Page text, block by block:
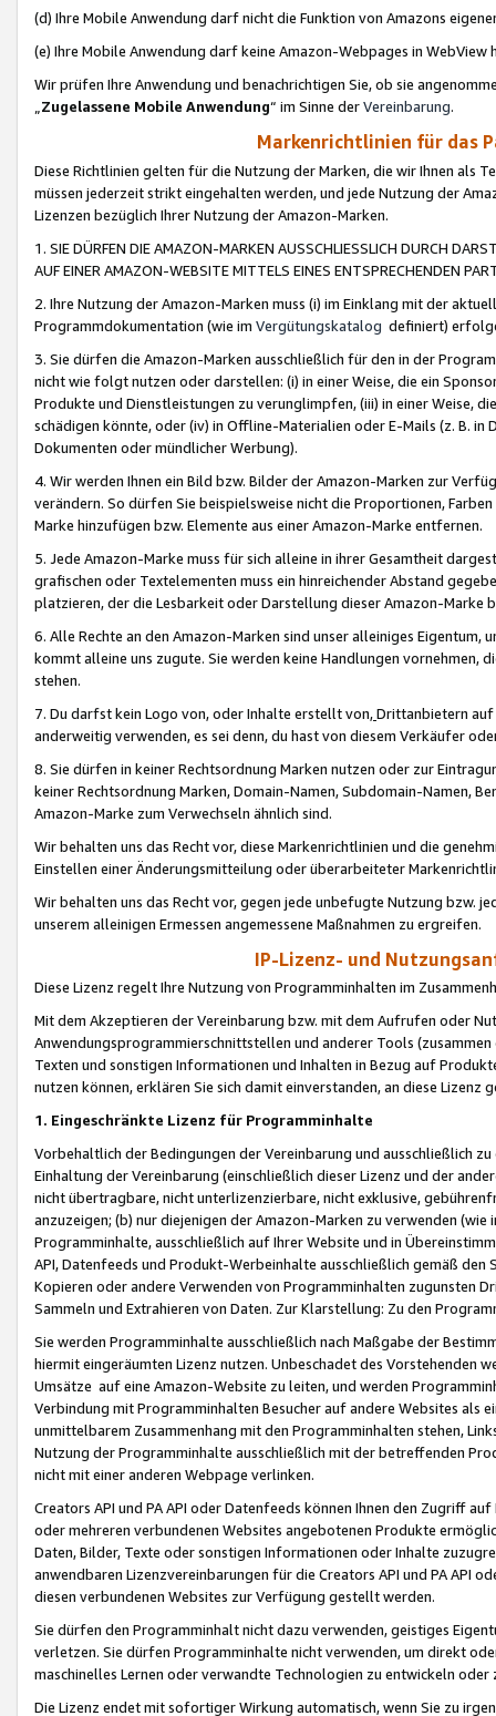
(d) Ihre Mobile Anwendung darf nicht die Funktion von Amazons
(e) Ihre Mobile Anwendung darf keine Amazon-Webpages in WebView
Wir prüfen Ihre Anwendung und benachrichtigen Sie, ob sie
„Zugelassene Mobile Anwendung“ im Sinne derVereinbarung.
Markenrichtlinien für das
Diese Richtlinien gelten für die Nutzung der Marken, die wir Ihnen als
müssen jederzeit strikt eingehalten werden, und jede Nutzung der
Lizenzen bezüglich Ihrer Nutzung der Amazon-Marken.
1. SIE DÜRFEN DIE AMAZON-MARKEN AUSSCHLIESSLICH DURCH
AUF EINER AMAZON-WEBSITE MITTELS EINES ENTSPRECHENDEN
2. Ihre Nutzung der Amazon-Marken muss (i) im Einklang mit der
Programmdokumentation (wie im Vergütungskatalog definiert)
3. Sie dürfen die Amazon-Marken ausschließlich für den in der
nicht wie folgt nutzen oder darstellen: (i) in einer Weise, die ein
Produkte und Dienstleistungen zu verunglimpfen, (iii) in einer Weise,
schädigen könnte, oder (iv) in Offline-Materialien oder E-Mails (z. B. in
Dokumenten oder mündlicher Werbung).
4. Wir werden Ihnen ein Bild bzw. Bilder der Amazon-Marken zur
verändern. So dürfen Sie beispielsweise nicht die Proportionen,
Marke hinzufügen bzw. Elemente aus einer Amazon-Marke entfernen.
5. Jede Amazon-Marke muss für sich alleine in ihrer Gesamtheit
grafischen oder Textelementen muss ein hinreichender Abstand
platzieren, der die Lesbarkeit oder Darstellung dieser Amazon-Marke
6. Alle Rechte an den Amazon-Marken sind unser alleiniges
kommt alleine uns zugute. Sie werden keine Handlungen vornehmen,
stehen.
7. Du darfst kein Logo von, oder Inhalte erstellt von,Drittanbietern auf
anderweitig verwenden, es sei denn, du hast von diesem Verkäufer
8. Sie dürfen in keiner Rechtsordnung Marken nutzen oder zur
keiner Rechtsordnung Marken, Domain-Namen, Subdomain-Namen,
Amazon-Marke zum Verwechseln ähnlich sind.
Wir behalten uns das Recht vor, diese Markenrichtlinien und die
Einstellen einer Änderungsmitteilung oder überarbeiteter
Wir behalten uns das Recht vor, gegen jede unbefugte Nutzung bzw.
unserem alleinigen Ermessen angemessene Maßnahmen zu ergreifen.
IP-Lizenz- und
Diese Lizenz regelt Ihre Nutzung von Programminhalten im
Mit dem Akzeptieren der Vereinbarung bzw. mit dem Aufrufen oder
Anwendungsprogrammierschnittstellen und anderer Tools (zusammen
Texten und sonstigen Informationen und Inhalten in Bezug auf
nutzen können, erklären Sie sich damit einverstanden, an diese Lizenz
1. Eingeschränkte Lizenz für Programminhalte
Vorbehaltlich der Bedingungen der Vereinbarung und ausschließlich
Einhaltung der Vereinbarung (einschließlich dieser Lizenz und der
nicht übertragbare, nicht unterlizenzierbare, nicht exklusive,
anzuzeigen; (b) nur diejenigen der Amazon-Marken zu verwenden
Programminhalte, ausschließlich auf Ihrer Website und in
API, Datenfeeds und Produkt-Werbeinhalte ausschließlich gemäß
Kopieren oder andere Verwenden von Programminhalten zugunsten
Sammeln und Extrahieren von Daten. Zur Klarstellung: Zu den
Sie werden Programminhalte ausschließlich nach Maßgabe der
hiermit eingeräumten Lizenz nutzen. Unbeschadet des Vorstehenden
Umsätze auf eine Amazon-Website zu leiten, und werden
Verbindung mit Programminhalten Besucher auf andere Websites als
unmittelbarem Zusammenhang mit den Programminhalten stehen,
Nutzung der Programminhalte ausschließlich mit der betreffenden
nicht mit einer anderen Webpage verlinken.
Creators API und PA API oder Datenfeeds können Ihnen den Zugriff
oder mehreren verbundenen Websites angebotenen Produkte
Daten, Bilder, Texte oder sonstigen Informationen oder Inhalte
anwendbaren Lizenzvereinbarungen für die Creators API und PA API
diesen verbundenen Websites zur Verfügung gestellt werden.
Sie dürfen den Programminhalt nicht dazu verwenden, geistiges
verletzen. Sie dürfen Programminhalte nicht verwenden, um direkt
maschinelles Lernen oder verwandte Technologien zu entwickeln
Die Lizenz endet mit sofortiger Wirkung automatisch, wenn Sie zu